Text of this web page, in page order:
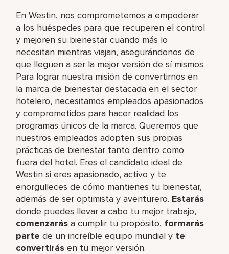
En Westin, nos comprometemos a empoderar
a los huéspedes para que recuperen el control
y mejoren su bienestar cuando más lo
necesitan mientras viajan, asegurándonos de
que lleguen a ser la mejor versión de sí mismos.
Para lograr nuestra misión de convertirnos en
la marca de bienestar destacada en el sector
hotelero, necesitamos empleados apasionados
y comprometidos para hacer realidad los
programas únicos de la marca. Queremos que
nuestros empleados adopten sus propias
prácticas de bienestar tanto dentro como
fuera del hotel. Eres el candidato ideal de
Westin si eres apasionado, activo y te
enorgulleces de cómo mantienes tu bienestar,
además de ser optimista y aventurero. Estarás
donde puedes llevar a cabo tu mejor trabajo,​
comenzarás a cumplir tu propósito, formarás
parte de un increíble​ equipo mundial y te
convertirás en tu mejor versión.